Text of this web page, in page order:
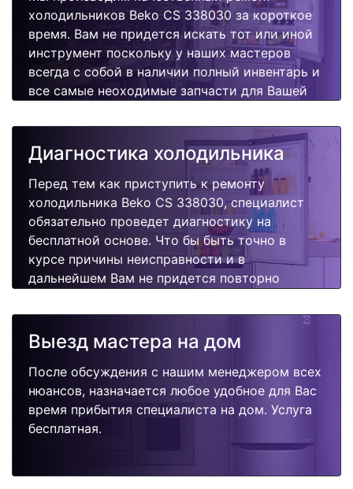
холодильников Beko CS 338030 за короткое
время. Вам не придется искать тот или иной
инструмент поскольку у наших мастеров
всегда с собой в наличии полный инвентарь и
все самые неоходимые запчасти для Вашей
качественно и недорого.
Диагностика холодильника
Перед тем как приступить к ремонту
холодильника Beko CS 338030, специалист
обязательно проведет диагностику на
бесплатной основе. Что бы быть точно в
курсе причины неисправности и в
дальнейшем Вам не придется повторно
поломок.
Выезд мастера на дом
После обсуждения с нашим менеджером всех
нюансов, назначается любое удобное для Вас
время прибытия специалиста на дом. Услуга
бесплатная.